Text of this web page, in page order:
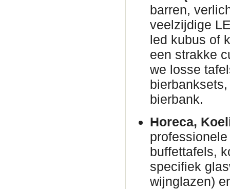
barren,
veelzijdige
led kubus of
een strakke
we losse
bierbank.
Horeca,
buffettafels,
specifiek
wijnglazen)